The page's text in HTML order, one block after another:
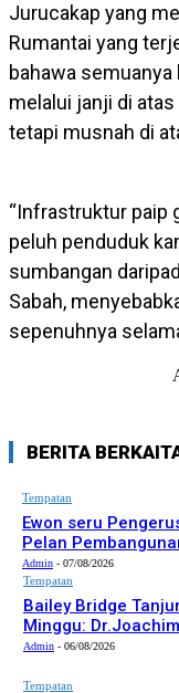
Jurucakap yang
Rumantai yang
bahawa
melalui janji di
tetapi musnah di
“Infrastruktur paip
peluh penduduk
sumbangan
Sabah,
sepenuhnya
BERITA
Tempatan
Ewon seru
Pelan
Admin - 07/08/2026
Tempatan
Bailey Bridge
Minggu: Dr.Joachim
Admin - 06/08/2026
Tempatan